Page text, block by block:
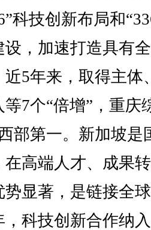
科技创新布局和
，加速打造具有
5年来，取得主体
7个“倍增”，重庆
部第一。新加坡是
高端人才、成果
显著，是链接全
，科技创新合作纳